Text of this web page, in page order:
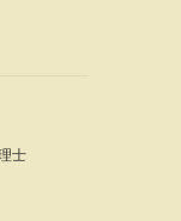
士